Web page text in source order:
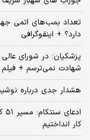
دارد؟ + اینفوگرافی
شهادت نمی‌ترسم + فیلم
هشدار جدی درباره
کار انداختیم